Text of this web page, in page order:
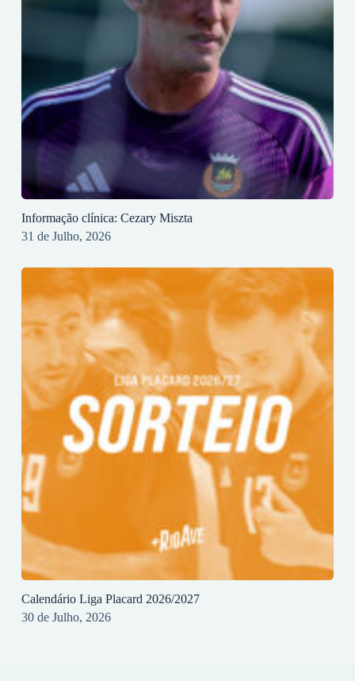
Informação clínica: Cezary Miszta
31 de Julho, 2026
Calendário Liga Placard 2026/2027
30 de Julho, 2026